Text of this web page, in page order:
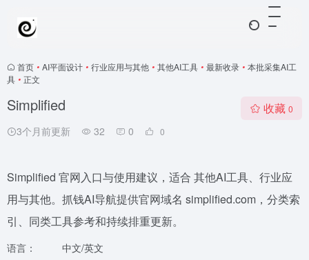
首页 • AI平面设计 • 行业应用与其他 • 其他AI工具 • 最新收录 • 本批采集AI工
具 • 正文
Simplified
3个月前更新 32 0 0
收藏 0
Simplified 官网入口与使用建议，适合 其他AI工具、行业应
用与其他。抓钱AI导航提供官网域名 simplified.com，分类索
引、同类工具参考和持续排重更新。
语言：
中文/英文